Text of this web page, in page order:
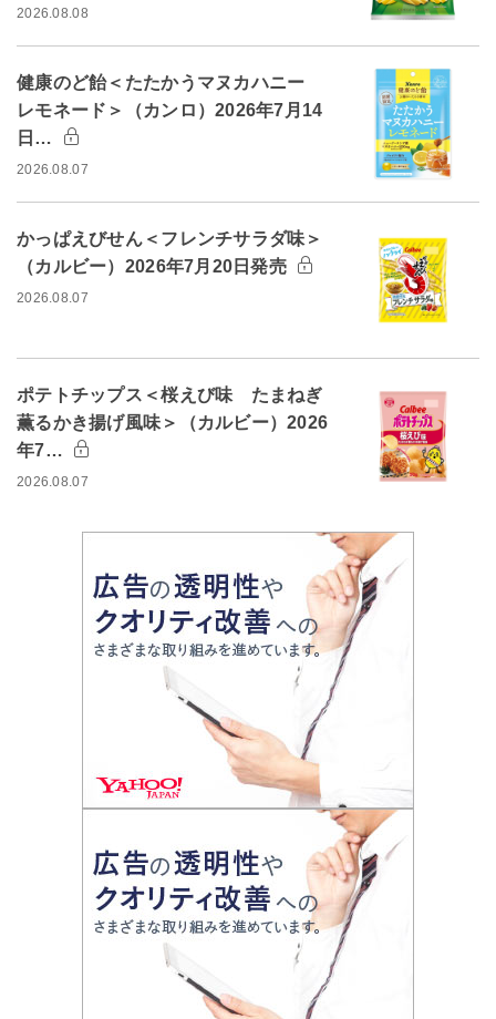
2026.08.08
健康のど飴＜たたかうマヌカハニー
レモネード＞（カンロ）2026年7月14
日…
2026.08.07
かっぱえびせん＜フレンチサラダ味＞
（カルビー）2026年7月20日発売
2026.08.07
ポテトチップス＜桜えび味 たまねぎ
薫るかき揚げ風味＞（カルビー）2026
年7…
2026.08.07